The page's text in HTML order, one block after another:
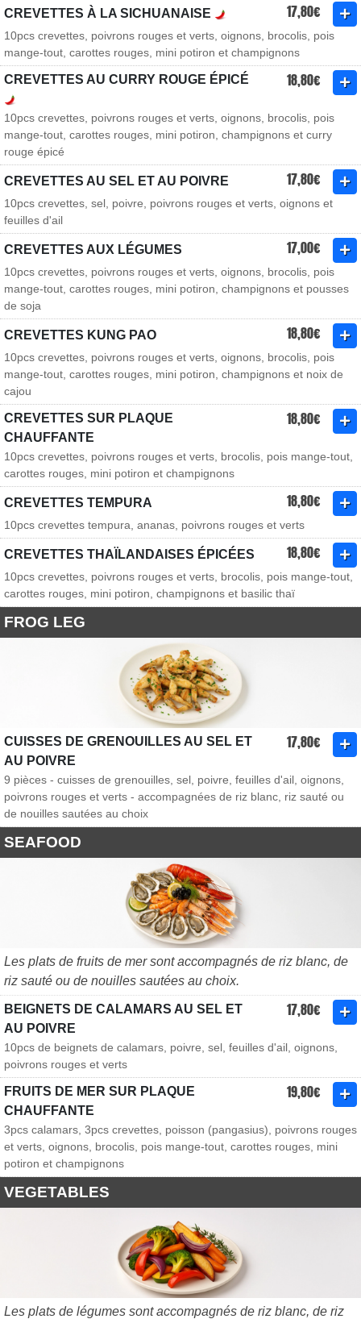
CREVETTES À LA SICHUANAISE 17,80€
10pcs crevettes, poivrons rouges et verts, oignons, brocolis, pois
mange-tout, carottes rouges, mini potiron et champignons
CREVETTES AU CURRY ROUGE ÉPICÉ 18,80€
10pcs crevettes, poivrons rouges et verts, oignons, brocolis, pois
mange-tout, carottes rouges, mini potiron, champignons et curry
rouge épicé
CREVETTES AU SEL ET AU POIVRE 17,80€
10pcs crevettes, sel, poivre, poivrons rouges et verts, oignons et
feuilles d'ail
CREVETTES AUX LÉGUMES 17,00€
10pcs crevettes, poivrons rouges et verts, oignons, brocolis, pois
mange-tout, carottes rouges, mini potiron, champignons et pousses
de soja
CREVETTES KUNG PAO 18,80€
10pcs crevettes, poivrons rouges et verts, oignons, brocolis, pois
mange-tout, carottes rouges, mini potiron, champignons et noix de
cajou
CREVETTES SUR PLAQUE
CHAUFFANTE
18,80€
10pcs crevettes, poivrons rouges et verts, brocolis, pois mange-tout,
carottes rouges, mini potiron et champignons
CREVETTES TEMPURA 18,80€
10pcs crevettes tempura, ananas, poivrons rouges et verts
CREVETTES THAÏLANDAISES ÉPICÉES 18,80€
10pcs crevettes, poivrons rouges et verts, brocolis, pois mange-tout,
carottes rouges, mini potiron, champignons et basilic thaï
FROG LEG
CUISSES DE GRENOUILLES AU SEL ET
AU POIVRE
17,80€
9 pièces - cuisses de grenouilles, sel, poivre, feuilles d'ail, oignons,
poivrons rouges et verts - accompagnées de riz blanc, riz sauté ou
de nouilles sautées au choix
SEAFOOD
Les plats de fruits de mer sont accompagnés de riz blanc, de
riz sauté ou de nouilles sautées au choix.
BEIGNETS DE CALAMARS AU SEL ET
AU POIVRE
17,80€
10pcs de beignets de calamars, poivre, sel, feuilles d'ail, oignons,
poivrons rouges et verts
FRUITS DE MER SUR PLAQUE
CHAUFFANTE
19,80€
3pcs calamars, 3pcs crevettes, poisson (pangasius), poivrons rouges
et verts, oignons, brocolis, pois mange-tout, carottes rouges, mini
potiron et champignons
VEGETABLES
Les plats de légumes sont accompagnés de riz blanc, de riz